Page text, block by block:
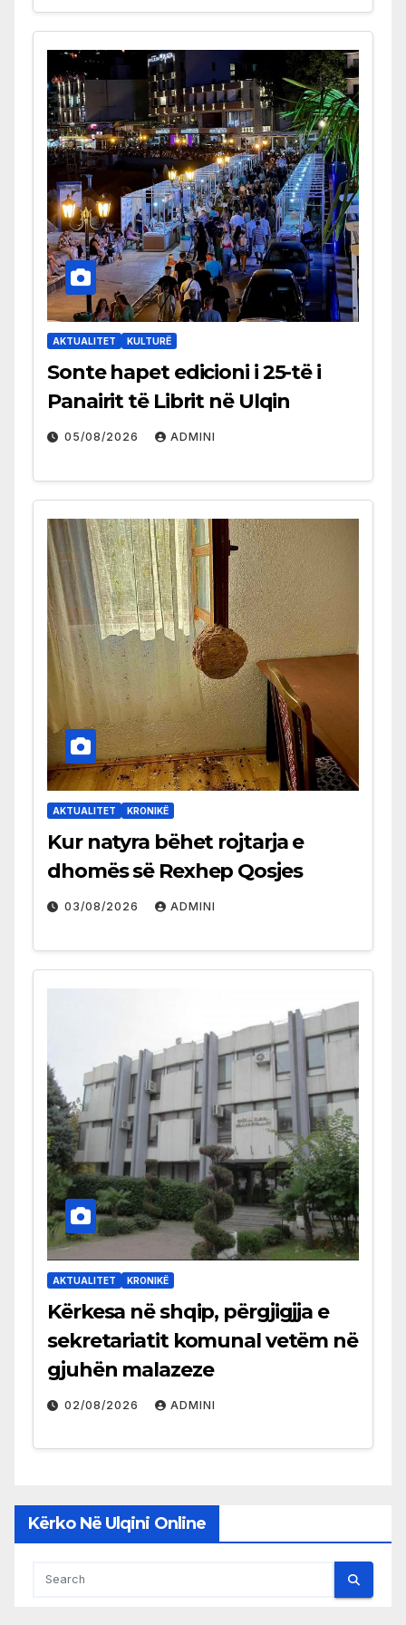
AKTUALITET KULTURË
Sonte hapet edicioni i 25-të i
Panairit të Librit në Ulqin
05/08/2026 ADMINI
AKTUALITET KRONIKË
Kur natyra bëhet rojtarja e
dhomës së Rexhep Qosjes
03/08/2026 ADMINI
AKTUALITET KRONIKË
Kërkesa në shqip, përgjigjja e
sekretariatit komunal vetëm në
gjuhën malazeze
02/08/2026 ADMINI
Kërko Në Ulqini Online